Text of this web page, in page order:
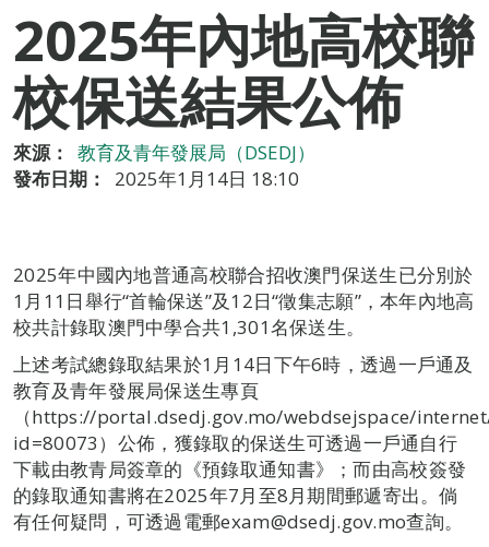
2025年內地高校聯
校保送結果公佈
來源：
教育及青年發展局（DSEDJ）
發布日期：
2025年1月14日 18:10
2025年中國內地普通高校聯合招收澳門保送生已分別於
1月11日舉行“首輪保送”及12日“徵集志願”，本年內地高
校共計錄取澳門中學合共1,301名保送生。
上述考試總錄取結果於1月14日下午6時，透過一戶通及
教育及青年發展局保送生專頁
（https://portal.dsedj.gov.mo/webdsejspace/
id=80073）公佈，獲錄取的保送生可透過一戶通自行
下載由教青局簽章的《預錄取通知書》；而由高校簽發
的錄取通知書將在2025年7月至8月期間郵遞寄出。倘
有任何疑問，可透過電郵exam@dsedj.gov.mo查詢。